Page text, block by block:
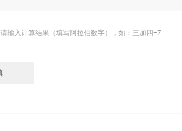
请输入计算结果（填写阿拉伯数字），如：三加四=7